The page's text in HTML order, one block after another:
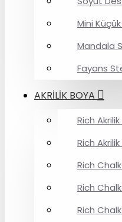
Mini
Mandala
Fayans
AKRİLİK BOYA
Rich
Rich
Rich
Rich
Rich